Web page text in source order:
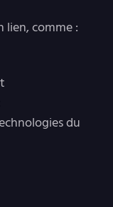
lien, comme :
du